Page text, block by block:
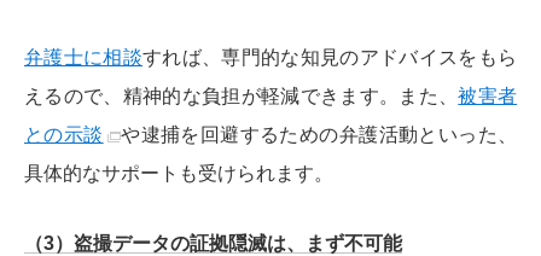
弁護士に相談すれば、専門的な知見のアドバイスをもら
えるので、精神的な負担が軽減できます。また、被害者
との示談
や逮捕を回避するための弁護活動といった、
具体的なサポートも受けられます。
（3）盗撮データの証拠隠滅は、まず不可能